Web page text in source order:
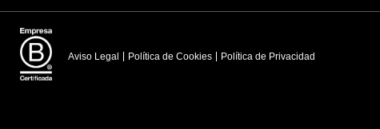
Aviso Legal Política de Cookies Política de Privacidad